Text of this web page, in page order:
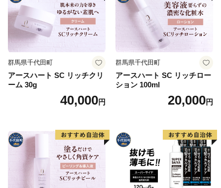
群馬県千代田町
アースハート SC リッチクリ
ーム 30g
40,000円
群馬県千代田町
アースハート SC リッチロー
ション 100ml
20,000円